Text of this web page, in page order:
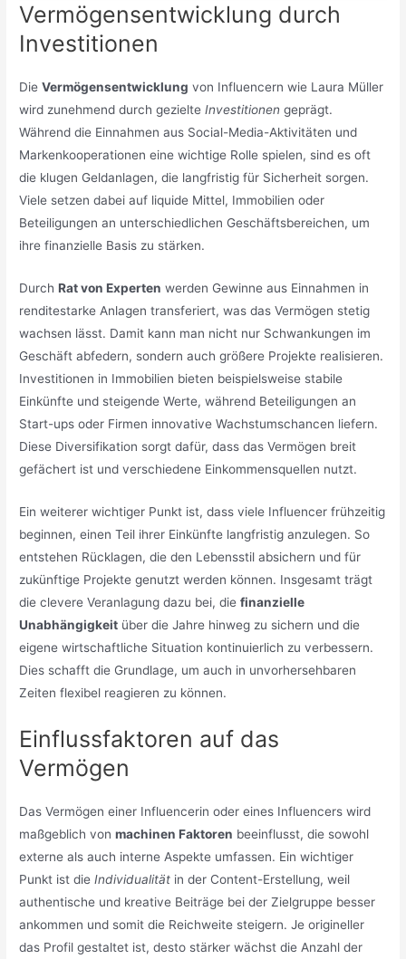
Vermögensentwicklung durch
Investitionen
DieVermögensentwicklung von Influencern wie Laura Müller
wird zunehmend durch gezielteInvestitionen geprägt.
Während die Einnahmen aus Social-Media-Aktivitäten und
Markenkooperationen eine wichtige Rolle spielen, sind es oft
die klugen Geldanlagen, die langfristig für Sicherheit sorgen.
Viele setzen dabei auf liquide Mittel, Immobilien oder
Beteiligungen an unterschiedlichen Geschäftsbereichen, um
ihre finanzielle Basis zu stärken.
DurchRat von Experten werden Gewinne aus Einnahmen in
renditestarke Anlagen transferiert, was das Vermögen stetig
wachsen lässt. Damit kann man nicht nur Schwankungen im
Geschäft abfedern, sondern auch größere Projekte realisieren.
Investitionen in Immobilien bieten beispielsweise stabile
Einkünfte und steigende Werte, während Beteiligungen an
Start-ups oder Firmen innovative Wachstumschancen liefern.
Diese Diversifikation sorgt dafür, dass das Vermögen breit
gefächert ist und verschiedene Einkommensquellen nutzt.
Ein weiterer wichtiger Punkt ist, dass viele Influencer frühzeitig
beginnen, einen Teil ihrer Einkünfte langfristig anzulegen. So
entstehen Rücklagen, die den Lebensstil absichern und für
zukünftige Projekte genutzt werden können. Insgesamt trägt
die clevere Veranlagung dazu bei, diefinanzielle
Unabhängigkeit über die Jahre hinweg zu sichern und die
eigene wirtschaftliche Situation kontinuierlich zu verbessern.
Dies schafft die Grundlage, um auch in unvorhersehbaren
Zeiten flexibel reagieren zu können.
Einflussfaktoren auf das
Vermögen
Das Vermögen einer Influencerin oder eines Influencers wird
maßgeblich vonmachi­nen Faktoren beeinflusst, die sowohl
externe als auch interne Aspekte umfassen. Ein wichtiger
Punkt ist dieIndividualität in der Content-Erstellung, weil
authentische und kreative Beiträge bei der Zielgruppe besser
ankommen und somit die Reichweite steigern. Je origineller
das Profil gestaltet ist, desto stärker wächst die Anzahl der